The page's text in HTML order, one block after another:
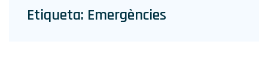
Etiqueta: Emergències